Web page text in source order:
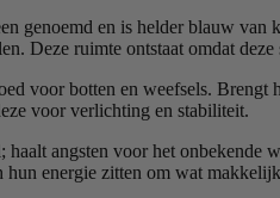
genoemd en is helder blauw
Deze ruimte ontstaat omdat deze
voor botten en weefsels.
voor verlichting en stabiliteit.
haalt angsten voor het
energie zitten om wat